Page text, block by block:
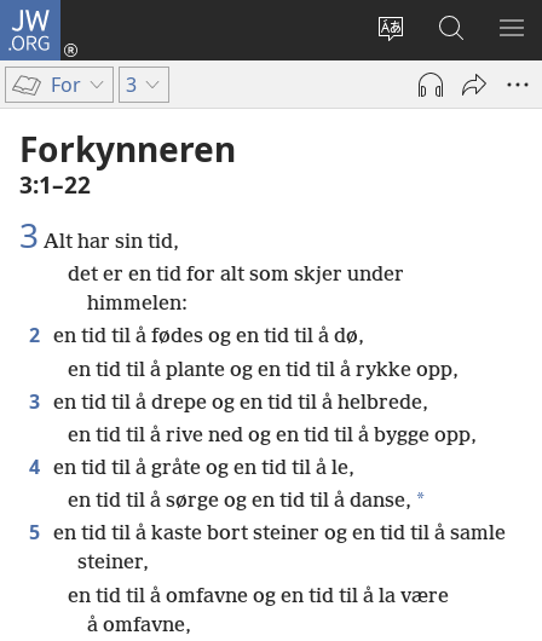
JW.ORG
Endre
språk
Logg
inn
(åpner
Søk
på
JW.ORG
VIS
For 3
Forkynneren
3:1–22
3 Alt har sin tid,
det er en tid for alt som skjer under
himmelen:
2 en tid til å fødes og en tid til å dø,
en tid til å plante og en tid til å rykke opp,
3 en tid til å drepe og en tid til å helbrede,
en tid til å rive ned og en tid til å bygge opp,
4 en tid til å gråte og en tid til å le,
en tid til å sørge og en tid til å danse, *
5 en tid til å kaste bort steiner og en tid til å samle
steiner,
en tid til å omfavne og en tid til å la være
å omfavne,